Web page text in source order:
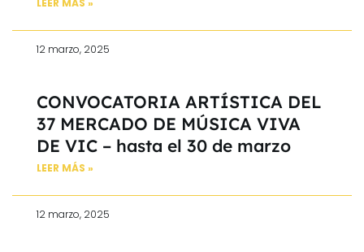
LEER MÁS »
12 marzo, 2025
CONVOCATORIA ARTÍSTICA DEL
37 MERCADO DE MÚSICA VIVA
DE VIC – hasta el 30 de marzo
LEER MÁS »
12 marzo, 2025